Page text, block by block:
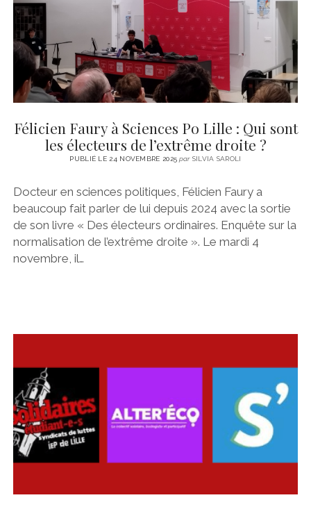
CINÉMA
LITTÉRATURE
ÉCONOMIE
SPORT
MÉDIAS
SANTÉ
instagram
emailemail-
form
Articles
Félicien Faury à Sciences Po Lille : Qui sont
les électeurs de l’extrême droite ?
PUBLIÉ LE 24 NOVEMBRE 2025parSILVIA SAROLI
Docteur en sciences politiques, Félicien Faury a
beaucoup fait parler de lui depuis 2024 avec la sortie
de son livre « Des électeurs ordinaires. Enquête sur la
normalisation de l’extrême droite ». Le mardi 4
novembre, il…